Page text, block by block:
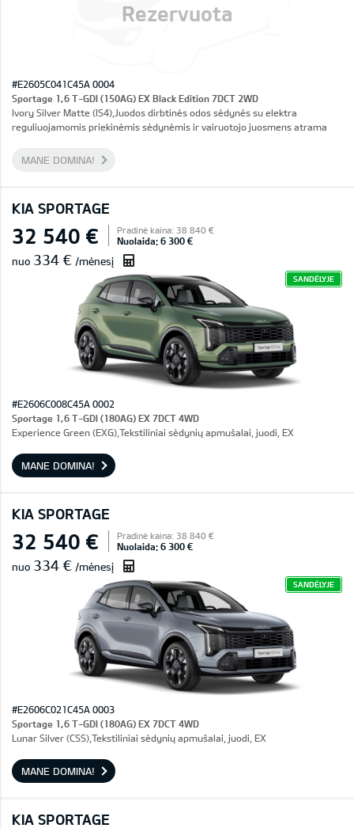
Rezervuota
#E2605C041C45A 0004
Sportage 1,6 T-GDI (150AG) EX Black Edition 7DCT 2WD
Ivory Silver Matte (IS4),Juodos dirbtinės odos sėdynės su elektra
reguliuojamomis priekinėmis sėdynėmis ir vairuotojo juosmens atrama
MANE DOMINA!
KIA SPORTAGE
32 540 € Pradinė kaina: 38 840 €
Nuolaida: 6 300 €
nuo 334 € /mėnesį
SANDĖLYJE
#E2606C008C45A 0002
Sportage 1,6 T-GDI (180AG) EX 7DCT 4WD
Experience Green (EXG),Tekstiliniai sėdynių apmušalai, juodi, EX
MANE DOMINA!
KIA SPORTAGE
32 540 € Pradinė kaina: 38 840 €
Nuolaida: 6 300 €
nuo 334 € /mėnesį
SANDĖLYJE
#E2606C021C45A 0003
Sportage 1,6 T-GDI (180AG) EX 7DCT 4WD
Lunar Silver (CSS),Tekstiliniai sėdynių apmušalai, juodi, EX
MANE DOMINA!
KIA SPORTAGE